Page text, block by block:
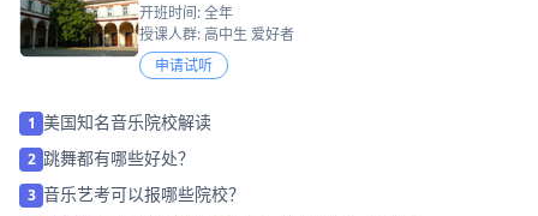
开班时间: 全年
授课人群: 高中生 爱好者
申请试听
1 美国知名音乐院校解读
2 跳舞都有哪些好处？
3 音乐艺考可以报哪些院校？